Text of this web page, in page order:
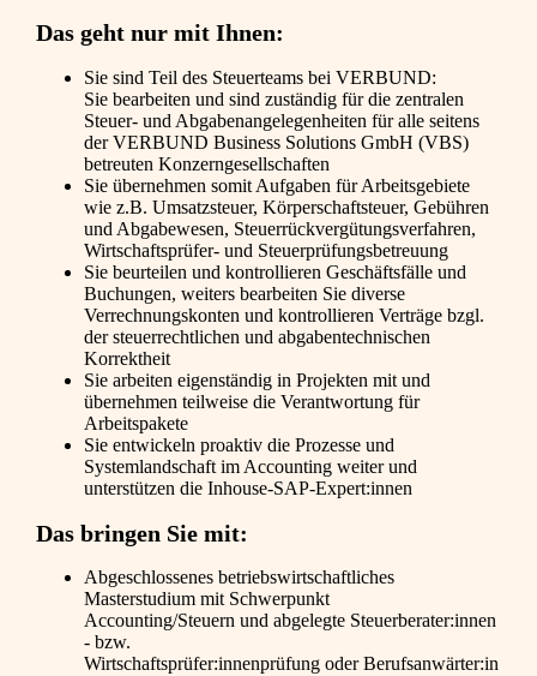
Das geht nur mit Ihnen:
Sie sind Teil des Steuerteams bei VERBUND:
Sie bearbeiten und sind zuständig für die zentralen
Steuer- und Abgabenangelegenheiten für alle seitens
der VERBUND Business Solutions GmbH (VBS)
betreuten Konzerngesellschaften
Sie übernehmen somit Aufgaben für Arbeitsgebiete
wie z.B. Umsatzsteuer, Körperschaftsteuer, Gebühren
und Abgabewesen, Steuerrückvergütungsverfahren,
Wirtschaftsprüfer- und Steuerprüfungsbetreuung
Sie beurteilen und kontrollieren Geschäftsfälle und
Buchungen, weiters bearbeiten Sie diverse
Verrechnungskonten und kontrollieren Verträge bzgl.
der steuerrechtlichen und abgabentechnischen
Korrektheit
Sie arbeiten eigenständig in Projekten mit und
übernehmen teilweise die Verantwortung für
Arbeitspakete
Sie entwickeln proaktiv die Prozesse und
Systemlandschaft im Accounting weiter und
unterstützen die Inhouse-SAP-Expert:innen
Das bringen Sie mit:
Abgeschlossenes betriebswirtschaftliches
Masterstudium mit Schwerpunkt
Accounting/Steuern und abgelegte Steuerberater:innen
- bzw.
Wirtschaftsprüfer:innenprüfung oder Berufsanwärter:in